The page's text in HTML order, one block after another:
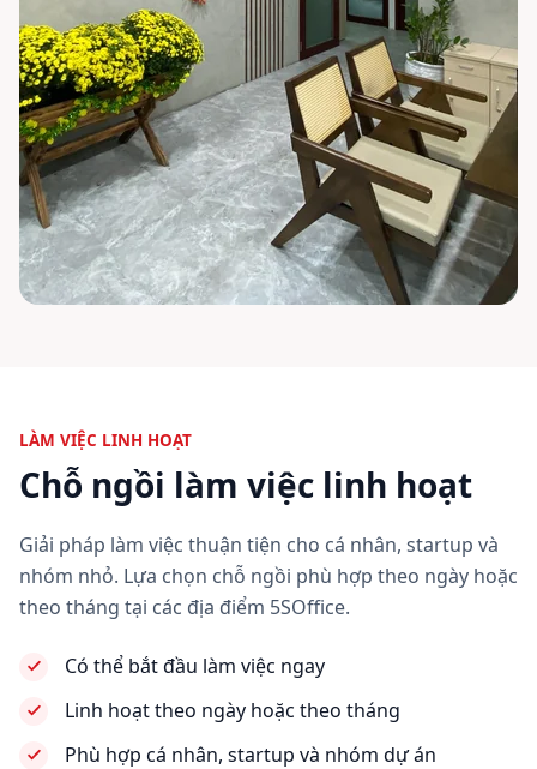
LÀM VIỆC LINH HOẠT
Chỗ ngồi làm việc linh hoạt
Giải pháp làm việc thuận tiện cho cá nhân, startup và
nhóm nhỏ. Lựa chọn chỗ ngồi phù hợp theo ngày hoặc
theo tháng tại các địa điểm 5SOffice.
Có thể bắt đầu làm việc ngay
Linh hoạt theo ngày hoặc theo tháng
Phù hợp cá nhân, startup và nhóm dự án